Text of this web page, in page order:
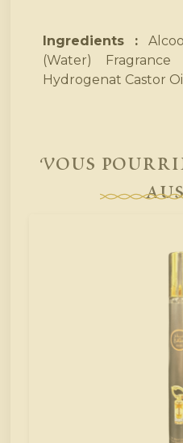
Ingredients :
(Water)
Hydrogenat Castor Oil
Vous